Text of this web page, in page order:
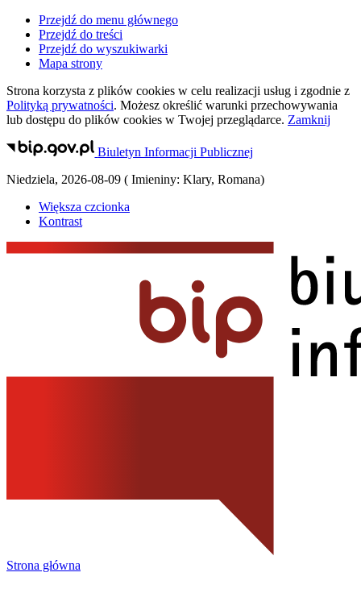
Przejdź do menu głównego
Przejdź do treści
Przejdź do wyszukiwarki
Mapa strony
Strona korzysta z plików cookies w celu realizacji usług i zgodnie z
Polityką prywatności. Możesz określić warunki przechowywania
lub dostępu do plików cookies w Twojej przeglądarce. Zamknij
Biuletyn Informacji Publicznej
Niedziela, 2026-08-09 ( Imieniny: Klary, Romana)
Większa czcionka
Kontrast
Strona główna